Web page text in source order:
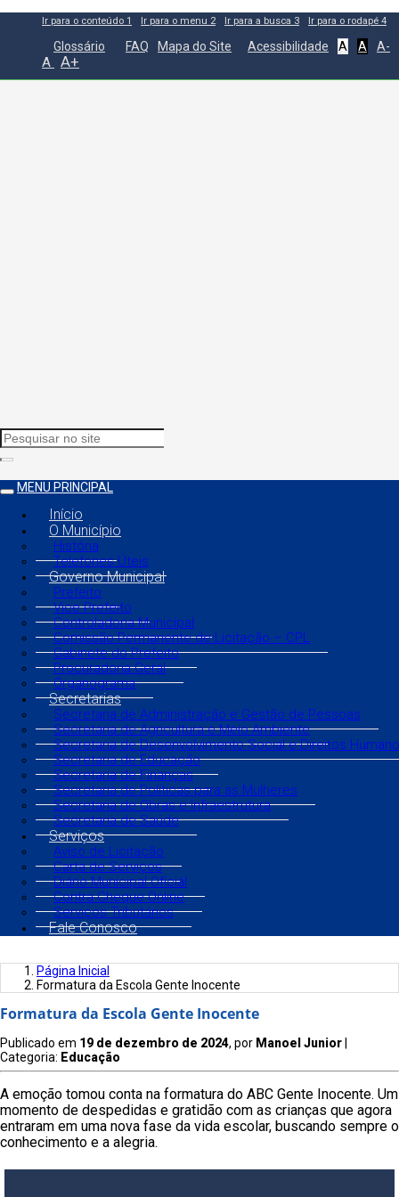
Ir para o conteúdo 1 Ir para o menu 2 Ir para a busca 3 Ir para o rodapé 4
Glossário FAQ Mapa do Site Acessibilidade A A A-
A A+
MENU PRINCIPAL
Início
O Município
História
Telefones Úteis
Governo Municipal
Prefeito
Vice Prefeito
Controladoria Municipal
Comissão Permanente de Licitação – CPL
Gabinete do Prefeito
Procuradoria Geral
Organograma
Secretarias
Secretaria de Administração e Gestão de Pessoas
Secretaria de Agricultura e Meio Ambiente
Secretaria de Desenvolvimento Social e Direitos
Secretaria de Educação
Secretaria de Finanças
Secretaria de Políticas para as Mulheres
Secretaria de Obras e Infraestrutura
Secretaria de Saúde
Serviços
Aviso de Licitação
Carta de Serviços
Diário Municipal Oficial
Contra Cheque Online
Serviços Tributários
Fale Conosco
Página Inicial
Formatura da Escola Gente Inocente
Formatura da Escola Gente Inocente
Publicado em 19 de dezembro de 2024, por Manoel Junior
Categoria: Educação
A emoção tomou conta na formatura do ABC Gente Inocente. Um
momento de despedidas e gratidão com as crianças que agora
entraram em uma nova fase da vida escolar, buscando sempre o
conhecimento e a alegria.